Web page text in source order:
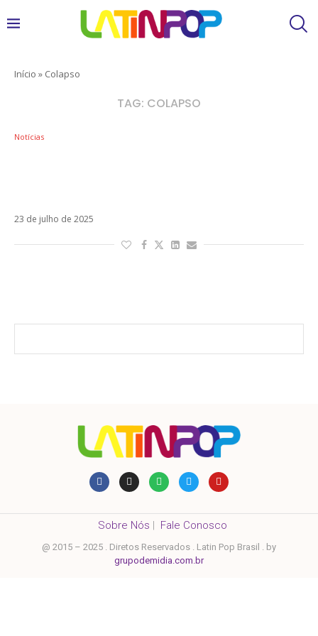
Início » Colapso
TAG: COLAPSO
Notícias
23 de julho de 2025
Sobre Nós | Fale Conosco
@ 2015 – 2025 . Diretos Reservados . Latin Pop Brasil . by
grupodemidia.com.br